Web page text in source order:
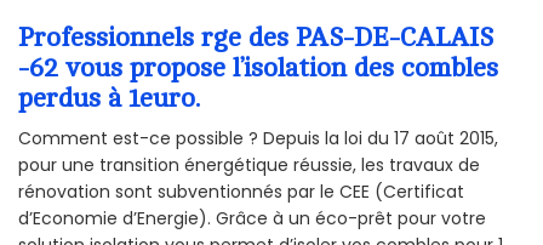
Professionnels rge des PAS-DE-CALAIS
-62 vous propose l’isolation des combles
perdus à 1euro.
Comment est-ce possible ? Depuis la loi du 17 août 2015,
pour une transition énergétique réussie, les travaux de
rénovation sont subventionnés par le CEE (Certificat
d’Economie d’Energie). Grâce à un éco-prêt pour votre